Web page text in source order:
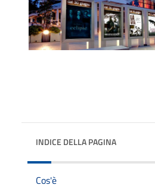
INDICE DELLA PAGINA
Cos'è